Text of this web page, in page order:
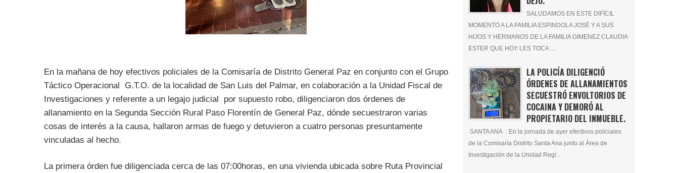
En la mañana de hoy efectivos policiales de la Comisaría de Distrito General Paz en conjunto con el Grupo
Táctico Operacional G.T.O. de la localidad de San Luis del Palmar, en colaboración a la Unidad Fiscal de
Investigaciones y referente a un legajo judicial por supuesto robo, diligenciaron dos órdenes de
allanamiento en la Segunda Sección Rural Paso Florentín de General Paz, dónde secuestraron varias
cosas de interés a la causa, hallaron armas de fuego y detuvieron a cuatro personas presuntamente
vinculadas al hecho.
La primera órden fue diligenciada cerca de las 07:00horas, en una vivienda ubicada sobre Ruta Provincial
SALUDAMOS EN ESTE DIFÍCIL
MOMENTO A LA FAMILIA ESPINDOLA JOSÉ Y A SUS
HIJOS Y HERMANOS DE LA FAMILIA GIMENEZ CLAUDIA
ESTER QUE HOY LES TOCA ...
LA POLICÍA DILIGENCIÓ
ÓRDENES DE ALLANAMIENTOS
SECUESTRÓ ENVOLTORIOS DE
COCAINA Y DEMORÓ AL
PROPIETARIO DEL INMUEBLE.
SANTA ANA : En la jornada de ayer efectivos policiales
de la Comisaría Distrito Santa Ana junto al Área de
Investigación de la Unidad Regi...